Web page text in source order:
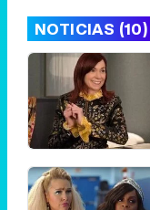
NOTICIAS (10)